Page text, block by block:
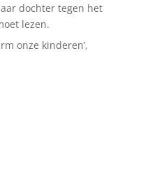
dochter tegen het
lezen.
onze kinderen’,